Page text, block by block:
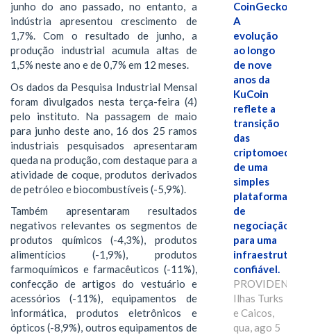
junho do ano passado, no entanto, a
indústria apresentou crescimento de
1,7%. Com o resultado de junho, a
produção industrial acumula altas de
1,5% neste ano e de 0,7% em 12 meses.
Os dados da Pesquisa Industrial Mensal
foram divulgados nesta terça-feira (4)
pelo instituto. Na passagem de maio
para junho deste ano, 16 dos 25 ramos
industriais pesquisados apresentaram
queda na produção, com destaque para a
atividade de coque, produtos derivados
de petróleo e biocombustíveis (-5,9%).
Também apresentaram resultados
negativos relevantes os segmentos de
produtos químicos (-4,3%), produtos
alimentícios (-1,9%), produtos
farmoquímicos e farmacêuticos (-11%),
confecção de artigos do vestuário e
acessórios (-11%), equipamentos de
informática, produtos eletrônicos e
ópticos (-8,9%), outros equipamentos de
CoinGecko:
A
evolução
ao longo
de nove
anos da
KuCoin
reflete a
transição
das
criptomoedas
de uma
simples
plataforma
de
negociação
para uma
infraestrutura
confiável.
Ilhas Turks
e Caicos,
qua, ago 5